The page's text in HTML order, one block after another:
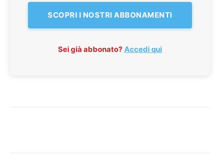
SCOPRI I NOSTRI ABBONAMENTI
Sei già abbonato? Accedi qui